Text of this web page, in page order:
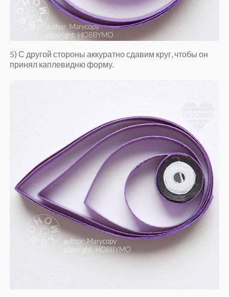
5) С другой стороны аккуратно сдавим круг, чтобы он
принял каплевидню форму.